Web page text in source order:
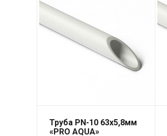
Труба PN-10 63х5,8мм
«PRO AQUA»